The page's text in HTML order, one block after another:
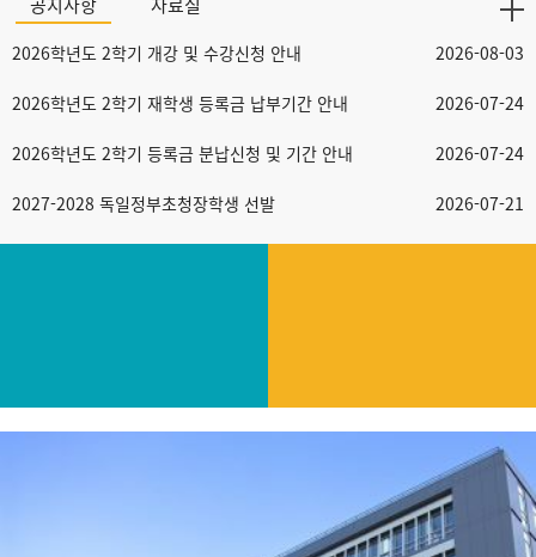
2026학년도 2학기 개강 및 수강신청 안내 2026-08-03
2026학년도 2학기 재학생 등록금 납부기간 안내 2026-07-24
2026학년도 2학기 등록금 분납신청 및 기간 안내 2026-07-24
2027-2028 독일정부초청장학생 선발 2026-07-21